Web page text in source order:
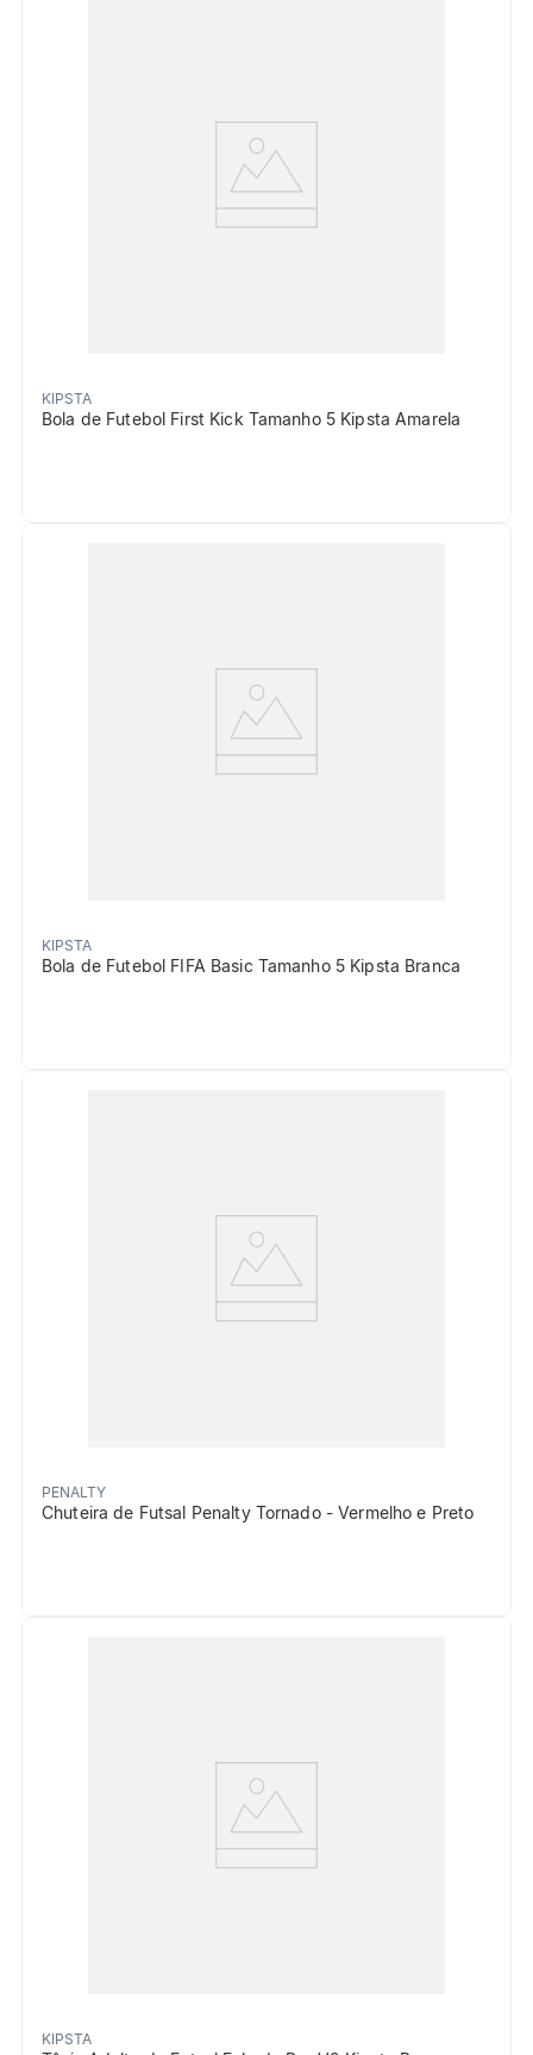
KIPSTA
Bola de Futebol First Kick Tamanho 5 Kipsta Amarela
KIPSTA
Bola de Futebol FIFA Basic Tamanho 5 Kipsta Branca
PENALTY
Chuteira de Futsal Penalty Tornado - Vermelho e Preto
KIPSTA